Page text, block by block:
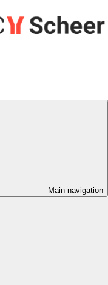
Main navigation